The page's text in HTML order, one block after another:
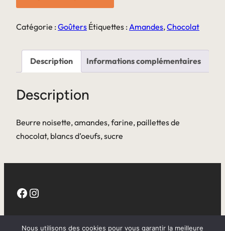
au
Catégorie : Goûters Étiquettes : Amandes,Chocolat
Description Informations complémentaires
Description
Beurre noisette, amandes, farine, paillettes de
chocolat, blancs d’oeufs, sucre
Facebook Instagram
CGV
Nous utilisons des cookies pour vous garantir la meilleure